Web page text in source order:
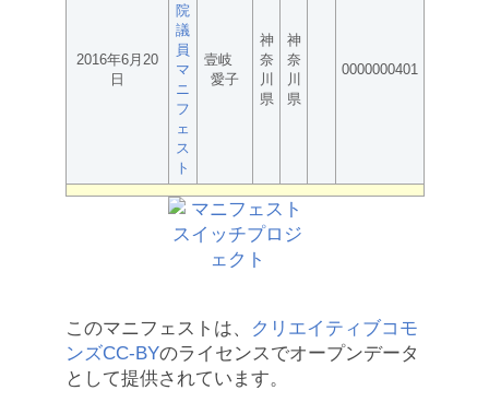
2016年6月20
日
院
議
員
マ
ニ
フ
ェ
ス
ト
壹岐
愛子
神
奈
川
県
神
奈
川
県
0000000401
このマニフェストは、
クリエイティブコモ
ンズCC-BYのライセンスでオープンデータ
として提供されています。